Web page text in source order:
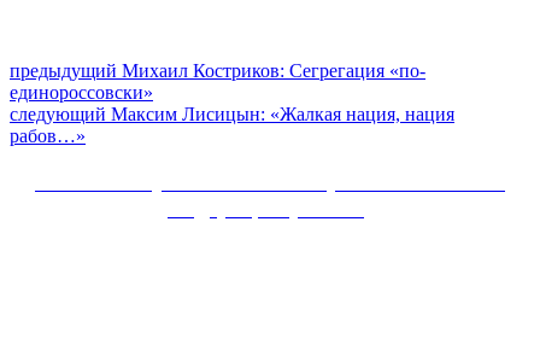
Навигация
по
записям
предыдущий Предыдущий
пост:
Михаил Костриков: Сегрегация «по-
единороссовски»
следующий Следующее
Максим Лисицын: «Жалкая нация, нация
рабов…»